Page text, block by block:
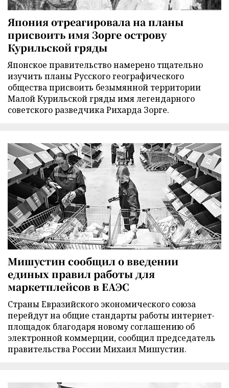
Япония отреагировала на планы
присвоить имя Зорге острову
Курильской гряды
Японское правительство намерено тщательно
изучить планы Русского географического
общества присвоить безымянной территории
Малой Курильской гряды имя легендарного
советского разведчика Рихарда Зорге.
Мишустин сообщил о введении
единых правил работы для
маркетплейсов в ЕАЭС
Страны Евразийского экономического союза
перейдут на общие стандарты работы интернет-
площадок благодаря новому соглашению об
электронной коммерции, сообщил председатель
правительства России Михаил Мишустин.